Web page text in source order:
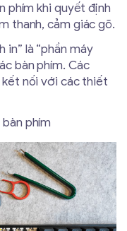
phím khi quyết định
thanh, cảm giác gõ.
in” là “phần máy
bàn phím. Các
nối với các thiết
phím